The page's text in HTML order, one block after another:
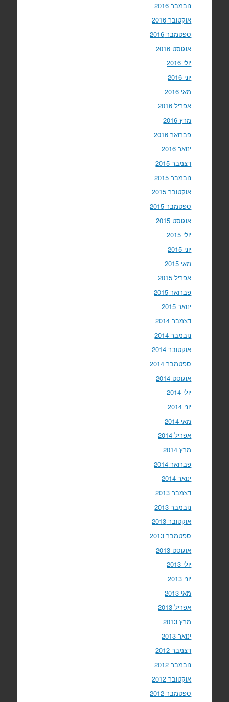
נובמבר 2016
אוקטובר 2016
ספטמבר 2016
אוגוסט 2016
יולי 2016
יוני 2016
מאי 2016
אפריל 2016
מרץ 2016
פברואר 2016
ינואר 2016
דצמבר 2015
נובמבר 2015
אוקטובר 2015
ספטמבר 2015
אוגוסט 2015
יולי 2015
יוני 2015
מאי 2015
אפריל 2015
פברואר 2015
ינואר 2015
דצמבר 2014
נובמבר 2014
אוקטובר 2014
ספטמבר 2014
אוגוסט 2014
יולי 2014
יוני 2014
מאי 2014
אפריל 2014
מרץ 2014
פברואר 2014
ינואר 2014
דצמבר 2013
נובמבר 2013
אוקטובר 2013
ספטמבר 2013
אוגוסט 2013
יולי 2013
יוני 2013
מאי 2013
אפריל 2013
מרץ 2013
ינואר 2013
דצמבר 2012
נובמבר 2012
אוקטובר 2012
ספטמבר 2012